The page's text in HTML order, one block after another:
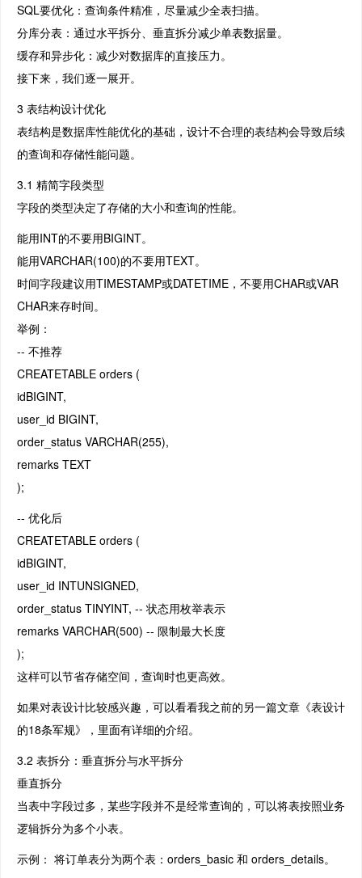
SQL要优化：查询条件精准，尽量减少全表扫描。
分库分表：通过水平拆分、垂直拆分减少单表数据量。
缓存和异步化：减少对数据库的直接压力。
接下来，我们逐一展开。
3 表结构设计优化
表结构是数据库性能优化的基础，设计不合理的表结构会导致后续
的查询和存储性能问题。
3.1 精简字段类型
字段的类型决定了存储的大小和查询的性能。
能用INT的不要用BIGINT。
能用VARCHAR(100)的不要用TEXT。
时间字段建议用TIMESTAMP或DATETIME，不要用CHAR或VAR
CHAR来存时间。
举例：
-- 不推荐
CREATETABLE orders (
idBIGINT,
user_id BIGINT,
order_status VARCHAR(255),
remarks TEXT
);
-- 优化后
CREATETABLE orders (
idBIGINT,
user_id INTUNSIGNED,
order_status TINYINT, -- 状态用枚举表示
remarks VARCHAR(500) -- 限制最大长度
);
这样可以节省存储空间，查询时也更高效。
如果对表设计比较感兴趣，可以看看我之前的另一篇文章《表设计
的18条军规》，里面有详细的介绍。
3.2 表拆分：垂直拆分与水平拆分
垂直拆分
当表中字段过多，某些字段并不是经常查询的，可以将表按照业务
逻辑拆分为多个小表。
示例： 将订单表分为两个表：orders_basic 和 orders_details。